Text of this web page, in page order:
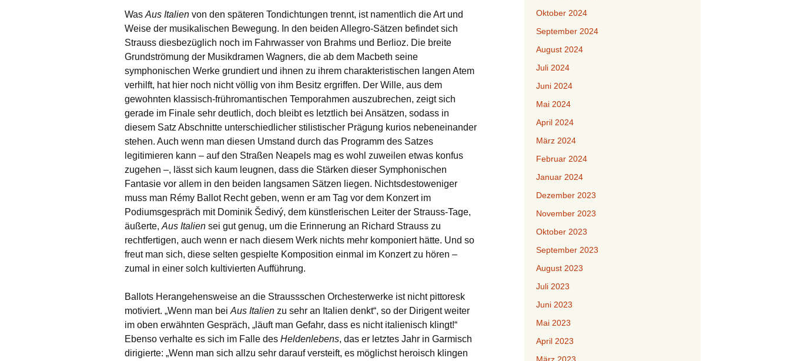
Was Aus Italien von den späteren Tondichtungen trennt, ist namentlich die Art und
Weise der musikalischen Bewegung. In den beiden Allegro-Sätzen befindet sich
Strauss diesbezüglich noch im Fahrwasser von Brahms und Berlioz. Die breite
Grundströmung der Musikdramen Wagners, die ab dem Macbeth seine
symphonischen Werke grundiert und ihnen zu ihrem charakteristischen langen Atem
verhilft, hat hier noch nicht völlig von ihm Besitz ergriffen. Der Wille, aus dem
gewohnten klassisch-frühromantischen Temporahmen auszubrechen, zeigt sich
gerade im Finale sehr deutlich, doch bleibt es letztlich bei Ansätzen, sodass in
diesem Satz Abschnitte unterschiedlicher stilistischer Prägung kurios nebeneinander
stehen. Auch wenn man diesen Umstand durch das Programm des Satzes
legitimieren kann – auf den Straßen Neapels mag es wohl zuweilen etwas konfus
zugehen –, lässt sich kaum leugnen, dass die Stärken dieser Symphonischen
Fantasie vor allem in den beiden langsamen Sätzen liegen. Nichtsdestoweniger
muss man Rémy Ballot Recht geben, wenn er am Tag vor dem Konzert im
Podiumsgespräch mit Dominik Šedivý, dem künstlerischen Leiter der Strauss-Tage,
äußerte, Aus Italien sei gut genug, um die Erinnerung an Richard Strauss zu
rechtfertigen, auch wenn er nach diesem Werk nichts mehr komponiert hätte. Und so
freut man sich, diese selten gespielte Komposition einmal im Konzert zu hören –
zumal in einer solch kultivierten Aufführung.
Ballots Herangehensweise an die Straussschen Orchesterwerke ist nicht pittoresk
motiviert. „Wenn man bei Aus Italien zu sehr an Italien denkt“, so der Dirigent weiter
im oben erwähnten Gespräch, „läuft man Gefahr, dass es nicht italienisch klingt!“
Ebenso verhalte es sich im Falle des Heldenlebens, das er letztes Jahr in Garmisch
dirigierte: „Wenn man sich allzu sehr darauf versteift, es möglichst heroisch klingen
Oktober 2024
September 2024
August 2024
Juli 2024
Juni 2024
Mai 2024
April 2024
März 2024
Februar 2024
Januar 2024
Dezember 2023
November 2023
Oktober 2023
September 2023
August 2023
Juli 2023
Juni 2023
Mai 2023
April 2023